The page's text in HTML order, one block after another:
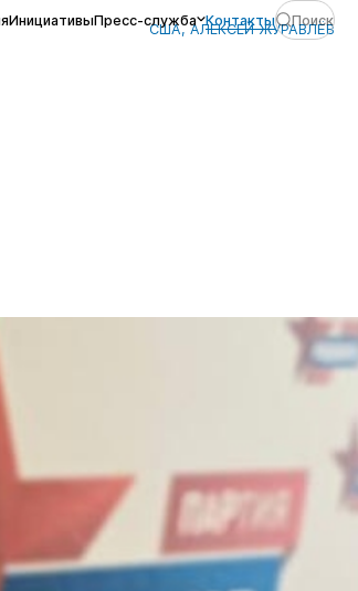
ИнициативыПресс-служба Контакты Поиск
США, АЛЕКСЕЙ ЖУРАВЛЁВ